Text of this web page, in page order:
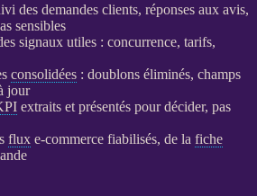
des demandes clients, réponses aux avis,
sensibles
signaux utiles : concurrence, tarifs,
consolidées: doublons éliminés, champs
jour
extraits et présentés pour décider, pas
flux e-commercefiabilisés, de la fiche